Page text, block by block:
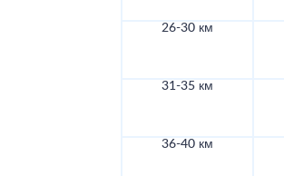
26-30 км
31-35 км
36-40 км